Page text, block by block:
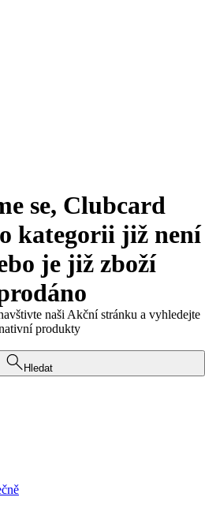
se, Clubcard
kategorii již není
je již zboží
naši Akční stránku a vyhledejte
produkty
Hledat